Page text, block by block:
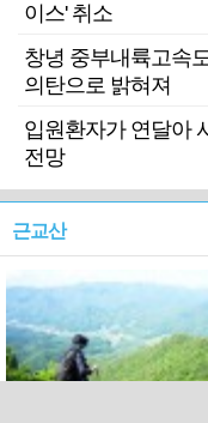
이스' 취소
창녕 중부내륙고속
의탄으로 밝혀져
입원환자가 연달아
전망
근교산